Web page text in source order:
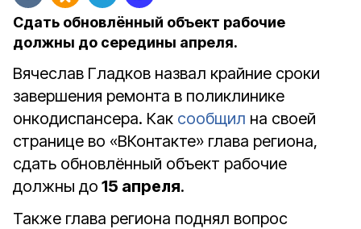
Сдать обновлённый объект рабочие
должны до середины апреля.
Вячеслав Гладков назвал крайние сроки
завершения ремонта в поликлинике
онкодиспансера. Как сообщил на своей
странице во «ВКонтакте» глава региона,
сдать обновлённый объект рабочие
должны до 15 апреля.
Также глава региона поднял вопрос